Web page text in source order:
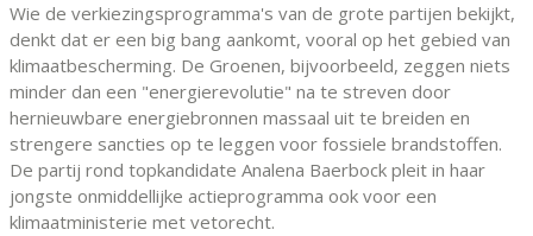
Wie de verkiezingsprogramma's van de grote partijen bekijkt,
denkt dat er een big bang aankomt, vooral op het gebied van
klimaatbescherming. De Groenen, bijvoorbeeld, zeggen niets
minder dan een "energierevolutie" na te streven door
hernieuwbare energiebronnen massaal uit te breiden en
strengere sancties op te leggen voor fossiele brandstoffen.
De partij rond topkandidate Analena Baerbock pleit in haar
jongste onmiddellijke actieprogramma ook voor een
klimaatministerie met vetorecht.